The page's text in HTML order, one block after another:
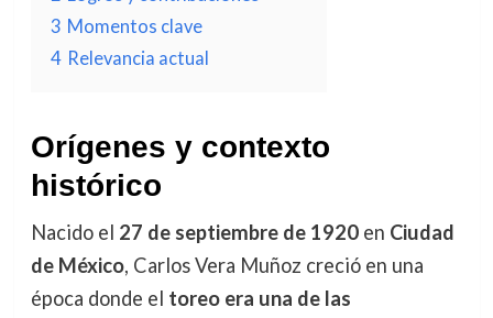
3 Momentos clave
4 Relevancia actual
Orígenes y contexto
histórico
Nacido el 27 de septiembre de 1920en Ciudad
de México, Carlos Vera Muñoz creció en una
época donde el toreo era una de las